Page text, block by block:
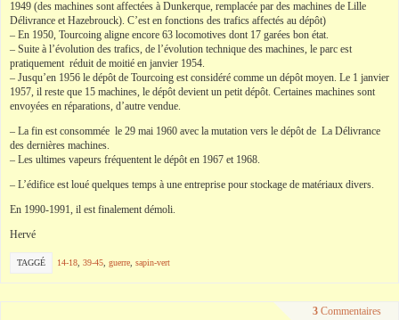
1949 (des machines sont affectées à Dunkerque, remplacée par des machines de Lille
Délivrance et Hazebrouck). C’est en fonctions des trafics affectés au dépôt)
– En 1950, Tourcoing aligne encore 63 locomotives dont 17 garées bon état.
– Suite à l’évolution des trafics, de l’évolution technique des machines, le parc est
pratiquement réduit de moitié en janvier 1954.
– Jusqu’en 1956 le dépôt de Tourcoing est considéré comme un dépôt moyen. Le 1 janvier
1957, il reste que 15 machines, le dépôt devient un petit dépôt. Certaines machines sont
envoyées en réparations, d’autre vendue.
– La fin est consommée le 29 mai 1960 avec la mutation vers le dépôt de La Délivrance
des dernières machines.
– Les ultimes vapeurs fréquentent le dépôt en 1967 et 1968.
– L’édifice est loué quelques temps à une entreprise pour stockage de matériaux divers.
En 1990-1991, il est finalement démoli.
Hervé
TAGGÉ 14-18 39-45 guerre sapin-vert
3 Commentaires